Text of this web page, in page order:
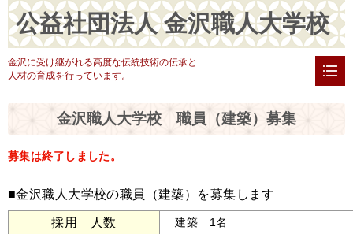
公益社団法人 金沢職人大学校
金沢に受け継がれる高度な伝統技術の伝承と
人材の育成を行っています。
金沢職人大学校 職員（建築）募集
募集は終了しました。
■金沢職人大学校の職員（建築）を募集します
採用 人数 建築 1名